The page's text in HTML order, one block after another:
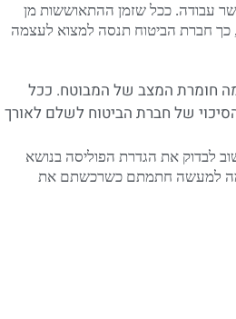
עבודה. ככל שזמן ההתאוששות מן
כך חברת הביטוח תנסה למצוא לעצמה
חומרת המצב של המבוטח. ככל
של חברת הביטוח לשלם לאורך
לבדוק את הגדרת הפוליסה בנושא
מה למעשה חתמתם כשרכשתם את